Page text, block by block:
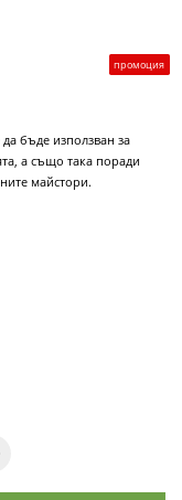
промоция
бъде използван за
а също така поради
майстори.